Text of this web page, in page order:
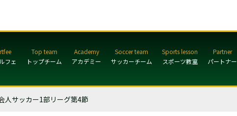
フェ トップチーム アカデミー サッカーチーム スポーツ教室 パートナー
人サッカー1部リーグ第4節